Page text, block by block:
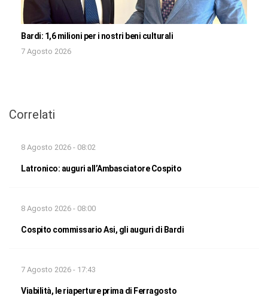
Bardi: 1,6 milioni per i nostri beni culturali
7 Agosto 2026
Correlati
8 Agosto 2026 - 08:02
Latronico: auguri all’Ambasciatore Cospito
8 Agosto 2026 - 08:00
Cospito commissario Asi, gli auguri di Bardi
7 Agosto 2026 - 17:43
Viabilità, le riaperture prima di Ferragosto